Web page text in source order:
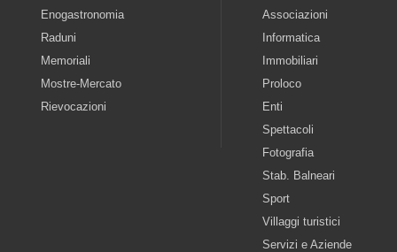
Enogastronomia
Raduni
Memoriali
Mostre-Mercato
Rievocazioni
Associazioni
Informatica
Immobiliari
Proloco
Enti
Spettacoli
Fotografia
Stab. Balneari
Sport
Villaggi turistici
Servizi e Aziende